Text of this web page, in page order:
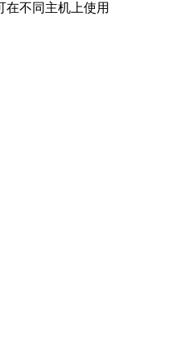
不同主机上使用